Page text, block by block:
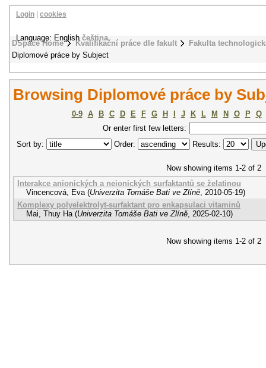
DSpace Home Kvalifikační práce dle fakult
Fakulta
Diplomové práce by Subject
Login cookies
Language: Englishčeština
Browsing Diplomové práce by
0-9 A B C D E F G H J K L M N O P
Q
Or enter first few letters:
Sort by:
Order: Results:
Now showing items 1-2 of 2
Interakce anionických a neionických surfaktantů se želatinou
Vincencová, Eva (Univerzita Tomáše Bati ve Zlíně, 2010-05-19)
Komplexy polyelektrolyt-surfaktant pro enkapsulaci vitaminů
Mai, Thuy Ha (Univerzita Tomáše Bati ve Zlíně, 2025-02-10)
Now showing items 1-2 of 2